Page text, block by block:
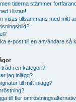
tiderna stämmer
i listan!
visas tillsammans med mitt
e-post till en användare så
i en kategori?
jag inlägg?
till mitt inlägg?
till fler